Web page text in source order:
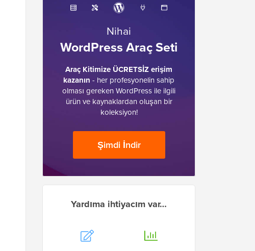
Nihai
WordPress Araç Seti
Araç Kitimize ÜCRETSİZ erişim
kazanın - her profesyonelin sahip
olması gereken WordPress ile ilgili
ürün ve kaynaklardan oluşan bir
koleksiyon!
Şimdi İndir
Yardıma ihtiyacım var…